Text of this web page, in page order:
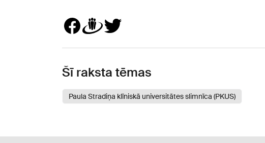
Šī raksta tēmas
Paula Stradiņa klīniskā universitātes slimnīca (PKUS)